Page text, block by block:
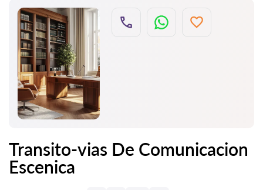
Transito-vias De Comunicacion
Escenica